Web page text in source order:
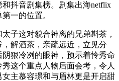
抖音剧集榜。剧集出海netflix
一的位置。
这对貌合神离的兄弟斟茶，
解酒茶，亲疏远近，立见分
狠冷冽的眼神，预示着怜秀命
这个重点人物后面会考，令人
主慕容璟和与眉林更是开启甜